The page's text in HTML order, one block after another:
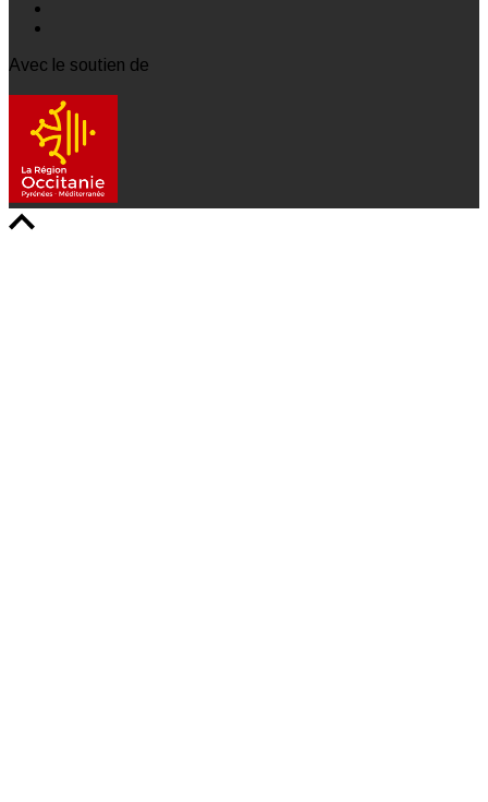
Avec le soutien de